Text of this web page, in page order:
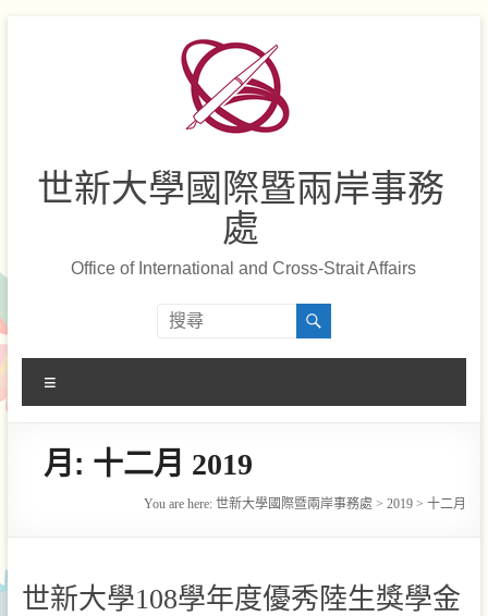
世新大學國際暨兩岸事務
處
Office of International and Cross-Strait Affairs
單
月: 十二月 2019
You are here:世新大學國際暨兩岸事務處 >2019 >十二月
世新大學108學年度優秀陸生獎學金